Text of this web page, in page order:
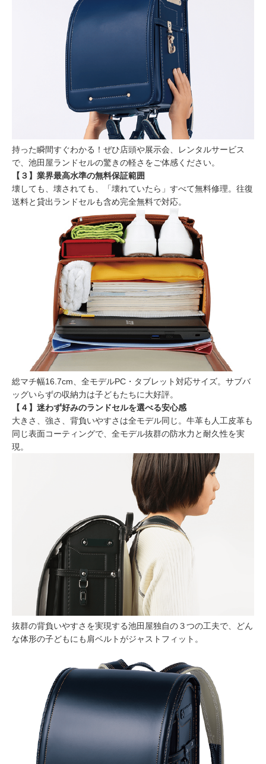
持った瞬間すぐわかる！ぜひ店頭や展示会、レンタルサービス
で、池田屋ランドセルの驚きの軽さをご体感ください。
【３】業界最高水準の無料保証範囲
壊しても、壊されても、「壊れていたら」すべて無料修理。往復
送料と貸出ランドセルも含め完全無料で対応。
総マチ幅16.7cm、全モデルPC・タブレット対応サイズ。サブバ
ッグいらずの収納力は子どもたちに大好評。
【４】迷わず好みのランドセルを選べる安心感
大きさ、強さ、背負いやすさは全モデル同じ。牛革も人工皮革も
同じ表面コーティングで、全モデル抜群の防水力と耐久性を実
現。
抜群の背負いやすさを実現する池田屋独自の３つの工夫で、どん
な体形の子どもにも肩ベルトがジャストフィット。